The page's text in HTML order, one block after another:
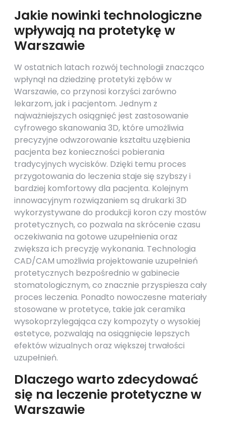
Jakie nowinki technologiczne
wpływają na protetykę w
Warszawie
W ostatnich latach rozwój technologii znacząco
wpłynął na dziedzinę protetyki zębów w
Warszawie, co przynosi korzyści zarówno
lekarzom, jak i pacjentom. Jednym z
najważniejszych osiągnięć jest zastosowanie
cyfrowego skanowania 3D, które umożliwia
precyzyjne odwzorowanie kształtu uzębienia
pacjenta bez konieczności pobierania
tradycyjnych wycisków. Dzięki temu proces
przygotowania do leczenia staje się szybszy i
bardziej komfortowy dla pacjenta. Kolejnym
innowacyjnym rozwiązaniem są drukarki 3D
wykorzystywane do produkcji koron czy mostów
protetycznych, co pozwala na skrócenie czasu
oczekiwania na gotowe uzupełnienia oraz
zwiększa ich precyzję wykonania. Technologia
CAD/CAM umożliwia projektowanie uzupełnień
protetycznych bezpośrednio w gabinecie
stomatologicznym, co znacznie przyspiesza cały
proces leczenia. Ponadto nowoczesne materiały
stosowane w protetyce, takie jak ceramika
wysokoprzylegająca czy kompozyty o wysokiej
estetyce, pozwalają na osiągnięcie lepszych
efektów wizualnych oraz większej trwałości
uzupełnień.
Dlaczego warto zdecydować
się na leczenie protetyczne w
Warszawie